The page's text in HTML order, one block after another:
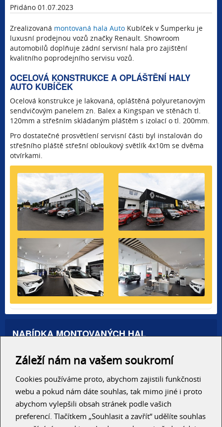
Přidáno 01.07.2023
Zrealizovaná montovaná hala Auto Kubíček v Šumperku je
luxusní prodejnou vozů značky Renault. Showroom
automobilů doplňuje zádní servisní hala pro zajištění
kvalitního poprodejního servisu vozů.
OCELOVÁ KONSTRUKCE A OPLÁŠTĚNÍ HALY
AUTO KUBÍČEK
Ocelová konstrukce je lakovaná, opláštěná polyuretanovým
sendvičovým panelem zn. Balex a Kingspan ve stěnách tl.
120mm a střešním skládaným pláštěm s izolací o tl. 200mm.
Pro dostatečné prosvětlení servisní části byl instalován do
střešního pláště střešní obloukový světlík 4x10m se dvěma
otvírkami.
NABÍDKA MONTOVANÝCH HAL
Autosalony, servisy
Skladové haly
Zemědělské haly
Konzolové regály
RYCHLÝ KONTAKT
Záleží nám na vašem soukromí
Cookies používáme proto, abychom zajistili funkčnosti
webu a pokud nám dáte souhlas, tak mimo jiné i proto
abychom vylepšili obsah stránek podle vašich
preferencí. Tlačítkem „Souhlasit a zavřít“ udělíte souhlas